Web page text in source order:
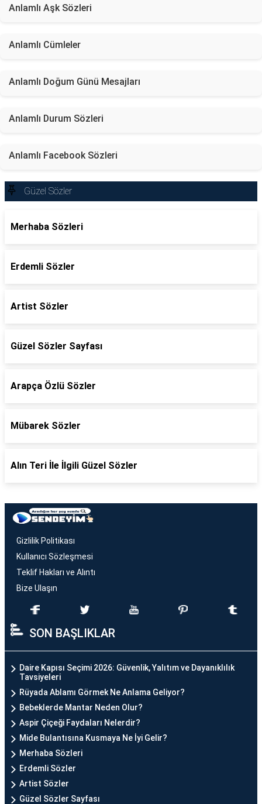
Anlamlı Aşk Sözleri
Anlamlı Cümleler
Anlamlı Doğum Günü Mesajları
Anlamlı Durum Sözleri
Anlamlı Facebook Sözleri
Güzel Sözler
Merhaba Sözleri
Erdemli Sözler
Artist Sözler
Güzel Sözler Sayfası
Arapça Özlü Sözler
Mübarek Sözler
Alın Teri İle İlgili Güzel Sözler
Gizlilik Politikası
Kullanıcı Sözleşmesi
Teklif Hakları ve Alıntı
Bize Ulaşın
SON BAŞLIKLAR
Daire Kapısı Seçimi 2026: Güvenlik, Yalıtım ve Dayanıklılık
Tavsiyeleri
Rüyada Ablamı Görmek Ne Anlama Geliyor?
Bebeklerde Mantar Neden Olur?
Aspir Çiçeği Faydaları Nelerdir?
Mide Bulantısına Kusmaya Ne İyi Gelir?
Merhaba Sözleri
Erdemli Sözler
Artist Sözler
Güzel Sözler Sayfası